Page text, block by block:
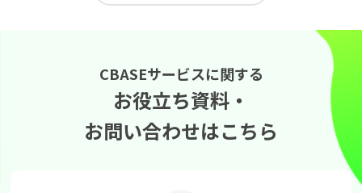
CBASEサービスに関する
お役立ち資料・
お問い合わせはこちら